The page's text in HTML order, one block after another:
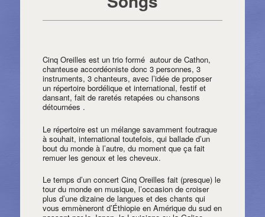
Cinq Oreilles est un trio formé autour de Cathon,
chanteuse accordéoniste donc 3 personnes, 3
instruments, 3 chanteurs, avec l’idée de proposer
un répertoire bordélique et international, festif et
dansant, fait de raretés retapées ou chansons
détournées .
Le répertoire est un mélange savamment foutraque
à souhait, international toutefois, qui ballade d’un
bout du monde à l’autre, du moment que ça fait
remuer les genoux et les cheveux.
Le temps d’un concert Cinq Oreilles fait (presque) le
tour du monde en musique, l’occasion de croiser
plus d’une dizaine de langues et des chants qui
vous emmèneront d’Éthiopie en Amérique du sud en